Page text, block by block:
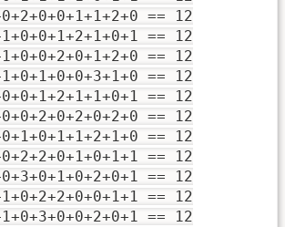
== 12
== 12
== 12
== 12
== 12
== 12
== 12
== 12
== 12
== 12
== 12